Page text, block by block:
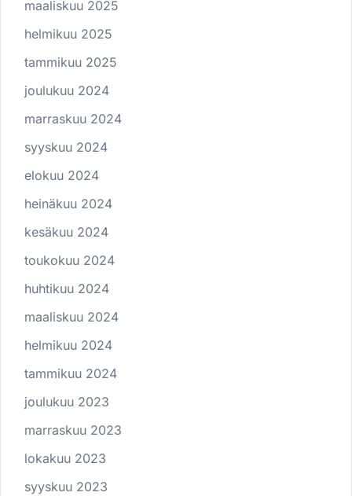
maaliskuu 2025
helmikuu 2025
tammikuu 2025
joulukuu 2024
marraskuu 2024
syyskuu 2024
elokuu 2024
heinäkuu 2024
kesäkuu 2024
toukokuu 2024
huhtikuu 2024
maaliskuu 2024
helmikuu 2024
tammikuu 2024
joulukuu 2023
marraskuu 2023
lokakuu 2023
syyskuu 2023